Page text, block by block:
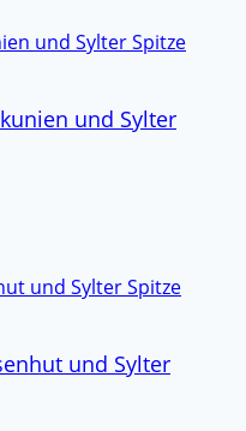
und Sylter
und Sylter